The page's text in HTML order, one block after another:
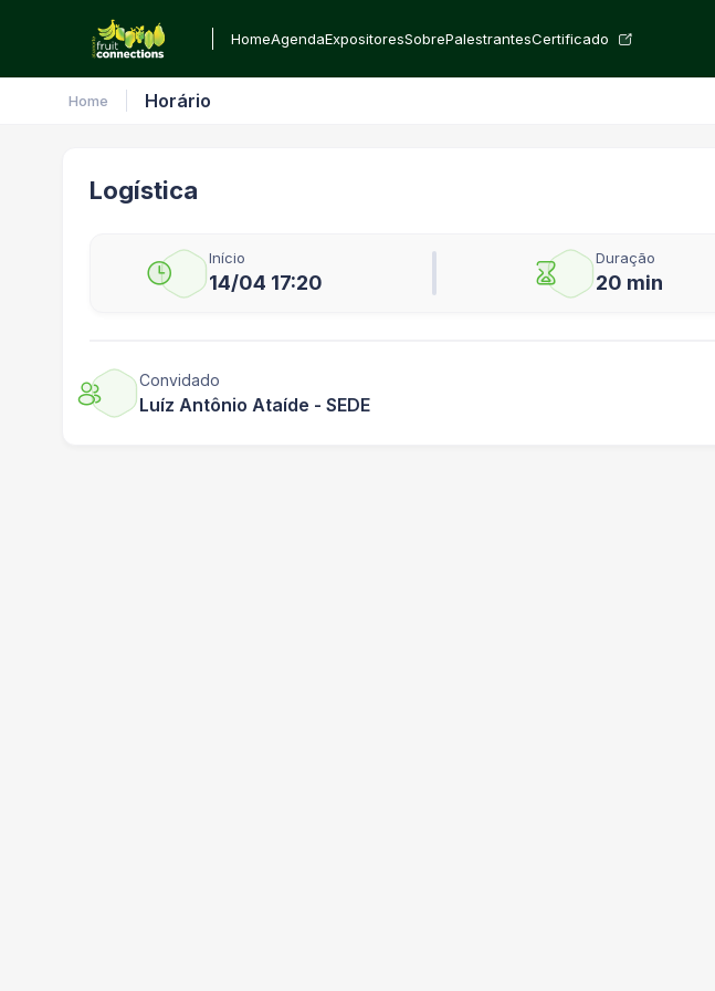
HomeAgendaExpositoresSobrePalestrantesCertificado
Home Horário
Logística
Início
14/04 17:20
Duração
20 min
Convidado
Luíz Antônio Ataíde - SEDE